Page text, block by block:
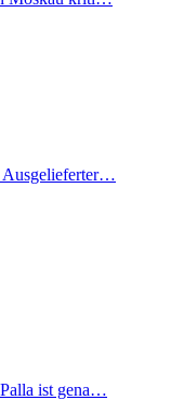
Ausgelieferter…
ist gena…